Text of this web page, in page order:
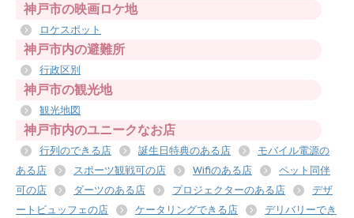
神戸市の映画ロケ地
ロケスポット
神戸市内の避難所
行政区別
神戸市の観光地
観光地図
神戸市内のユニークなお店
行列のできる店 誕生日特典のある店
モバイル電源の
ある店
スポーツ観戦可の店 Wifiのある店
ペット同伴
可の店
ダーツのある店 プロジェクターのある店
デザ
ートビュッフェの店
ケータリングできる店
デリバリーでき